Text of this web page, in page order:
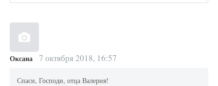
Оксана 7 октября 2018, 16:57
Спаси, Господи, отца Валерия!